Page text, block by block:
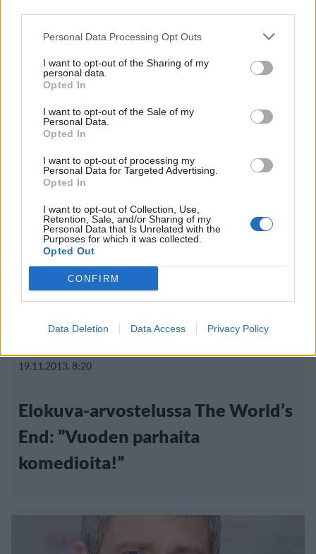
Personal Data Processing Opt Outs
I want to opt-out of the Sharing of my
personal data.
Opted In
I want to opt-out of the Sale of my
Personal Data.
Opted In
I want to opt-out of processing my
Personal Data for Targeted Advertising.
Opted In
I want to opt-out of Collection, Use,
Retention, Sale, and/or Sharing of my
Personal Data that Is Unrelated with the
Purposes for which it was collected.
Opted Out
CONFIRM
Data Deletion Data Access Privacy Policy
1.12.2013, 16:20
Mitä ihmettä Hobitti-elokuvan
kulisseissa tapahtui?
Elokuvat
19.11.2013, 8:20
Elokuva-arvostelussa The World’s
End: ”Vuoden parhaita
komedioita!”